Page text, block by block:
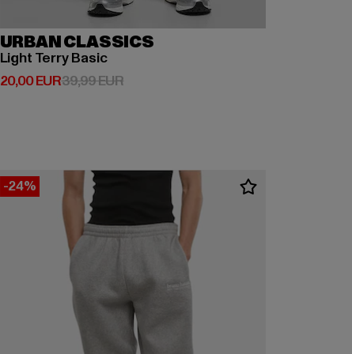
URBAN CLASSICS
Light Terry Basic
20,00 EUR
Derzeitiger Preis: 20,00 EUR
39,99 EURAktionspreis: 39,99 EUR
-24%